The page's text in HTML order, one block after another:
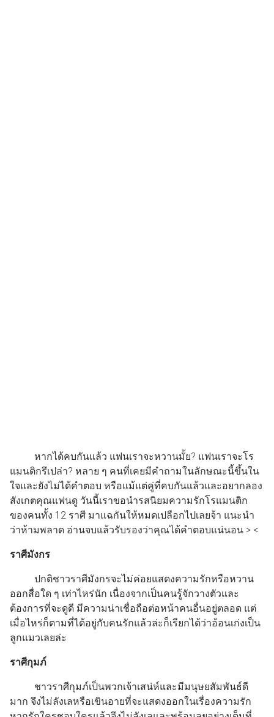
หากได้คบกันแล้ว แฟนเราจะหวานมั้ย? แฟนเราจะโร
แมนติกรึเปล่า? หลาย ๆ คนที่เคยมีคำถามในลักษณะนี้ขึ้นใน
ใจและยังไม่ได้คำตอบ หรือแม้แต่คู่ที่คบกันแล้วและอยากลอง
สังเกตคุณแฟนดู วันนี้เราขอนำรสนิยมความรักโรแมนติก
ของคนทั้ง 12 ราศี มาแฉกันให้หมดเปลือกไปเลยจ้า แนะนำ
ว่าห้ามพลาด อ่านจบแล้วรับรองว่าคุณได้คำตอบแน่นอน > <
ราศีมังกร
ปกติชาวราศีมังกรจะไม่ค่อยแสดงความรักหรือหวาน
ออกสื่อใด ๆ เท่าไหร่นัก เนื่องจากเป็นคนรู้จักวางตัวและ
ต้องการที่จะดูดี มีความน่าเชื่อถือต่อหน้าคนอื่นอยู่ตลอด แต่
เมื่อไหร่ก็ตามที่ได้อยู่กับคนรักแล้วล่ะก็เรียกได้ว่าอ้อนเก่งเป็น
ลูกแมวเลยล่ะ
ราศีกุมภ์
ชาวราศีกุมภ์เป็นพวกเจ้าเสน่ห์และมีมนุษยสัมพันธ์ดี
มาก จึงไม่ลังเลหรือเขินอายที่จะแสดงออกในเรื่องความรัก